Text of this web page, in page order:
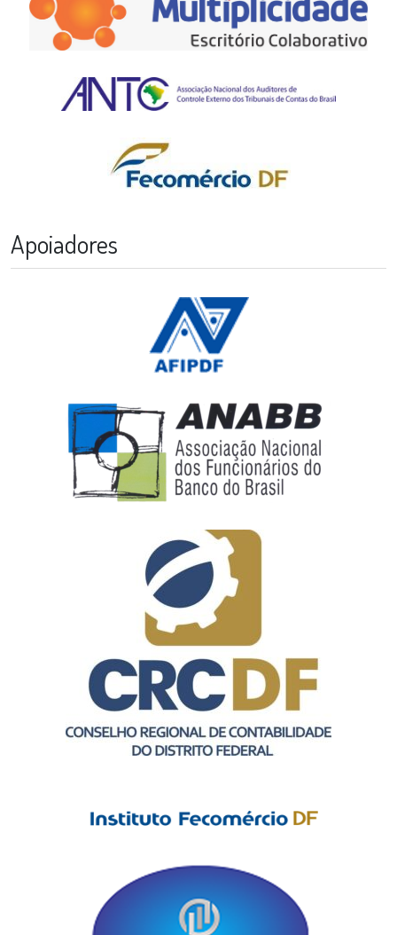
Apoiadores